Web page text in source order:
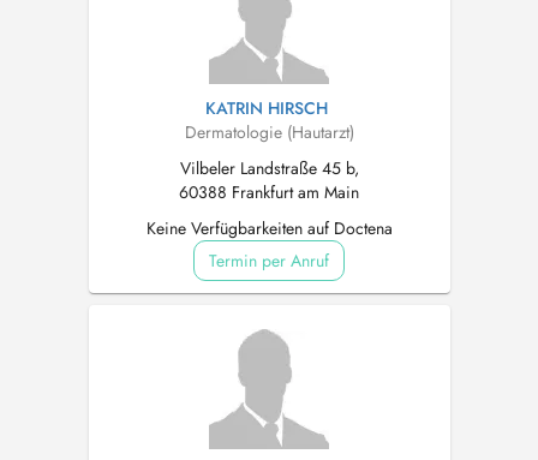
KATRIN HIRSCH
Dermatologie (Hautarzt)
Vilbeler Landstraße 45 b,
60388 Frankfurt am Main
Keine Verfügbarkeiten auf Doctena
Termin per Anruf